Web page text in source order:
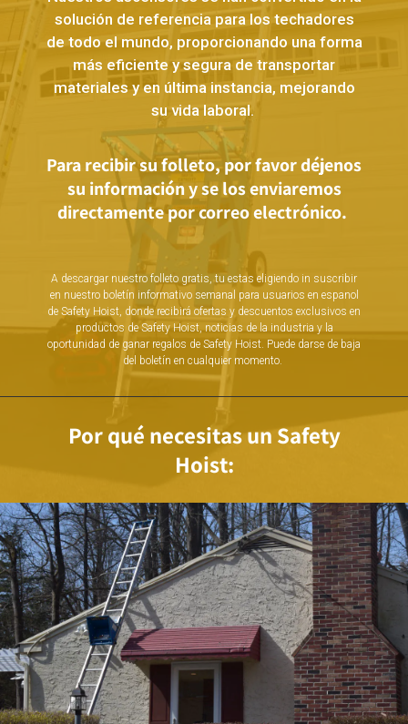
solución de referencia para los techadores
de todo el mundo, proporcionando una forma
más eficiente y segura de transportar
materiales y en última instancia, mejorando
su vida laboral.
Para recibir su folleto, por favor déjenos
su información y se los enviaremos
directamente por correo electrónico.
A descargar nuestro folleto gratis, tu estas eligiendo in suscribir
en nuestro boletín informativo semanal para usuarios en espanol
de Safety Hoist, donde recibirá ofertas y descuentos exclusivos en
productos de Safety Hoist, noticias de la industria y la
oportunidad de ganar regalos de Safety Hoist. Puede darse de baja
del boletín en cualquier momento.
Por qué necesitas un Safety
Hoist: